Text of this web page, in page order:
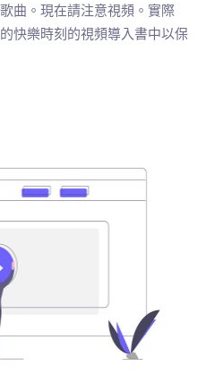
曲。現在請注意視頻。實際
快樂時刻的視頻導入書中以保